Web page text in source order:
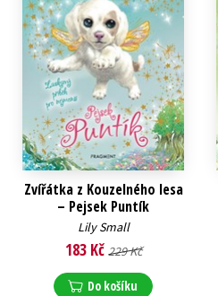
Zvířátka z Kouzelného lesa
– Pejsek Puntík
Lily Small
183 Kč 229 Kč
Do košíku